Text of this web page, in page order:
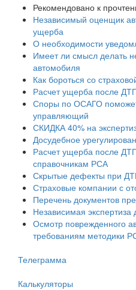
Рекомендовано к
Независимый оценщик
ущерба
О необходимости
Имеет ли смысл делать
автомобиля
Как бороться со
Расчет ущерба после
Споры по ОСАГО
управляющий
СКИДКА 40% на
Досудебное
Расчет ущерба после
справочникам РСА
Скрытые дефекты при
Страховые компании с
Перечень документов
Независимая
Осмотр поврежденного
требованиям методики
Телеграмма
Калькуляторы